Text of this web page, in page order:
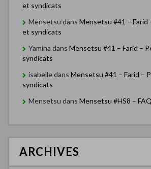
eet syndicats
Mensetsu dans Mensetsu #41 – Farid
et syndicats
Yamina dans Mensetsu #41 – Farid –
syndicats
isabelledans Mensetsu #41 – Farid –
syndicats
Mensetsu dans Mensetsu #HS8 –
ARCHIVES